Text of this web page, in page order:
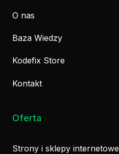
O nas
Baza Wiedzy
Kodefix Store
Kontakt
Oferta
Strony i sklepy internetowe